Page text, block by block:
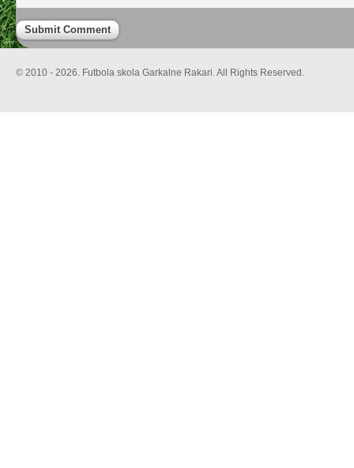
© 2010 - 2026. Futbola skola Garkalne Rakari. All Rights Reserved.